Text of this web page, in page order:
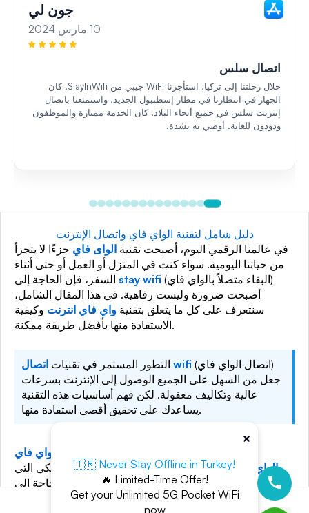
جون لي
10 مارس 2024
اتصال سلس
خلال رحلتنا إلى تركيا، استأجرنا WiFi جيبي من StayInWifi. كان
الجهاز في انتظارنا في مطار إسطنبول الجديد، واستمتعنا باتصال
إنترنت سلس في جميع أنحاء البلاد. كان الخدمة ممتازة والموظفون
ودودون للغاية. أوصي به بشدة.
دليل شامل لتقنية الواي فاي واتصال الإنترنت
في عالمنا الرقمي اليوم، أصبحت تقنية الواى فاي جزءًا لا يتجزأ
من حياتنا اليومية. سواء كنت في المنزل أو العمل أو حتى أثناء
stay wifi (البقاء متصلاً بالواي فاي)
أصبحت ضرورة وليست رفاهية. في هذا المقال الشامل،
سنتعرف على كل ما يتعلق بتقنية واي فاي انترنت وكيفية
الاستفادة منها بأفضل طريقة ممكنة.
التطور المستمر في تقنيات اتصال wifi (اتصال الواي فاي)
جعل من السهل على الجميع الوصول إلى الإنترنت بسرعات
عالية وتكاليف معقولة. لكن فهم أساسيات هذه التقنية
يساعدك على تحقيق أقصى استفادة منها.
الواي فاي واي فاي
الواي فايهو مصطلح يشير إلى تقنية الاتصال اللاسلكي التي
تسمح للأجهزة المختلفة بالاتصال بالإنترنت دون الحاجة إلى
كابلات. تعتمد هذه التقنية على إرسال واستقبال البيانات عبر
×
🇹🇷 Never Stay Offline in Turkey!
🔥 Limited-Time Offer!
Get your Unlimited 5G Pocket WiFi
now